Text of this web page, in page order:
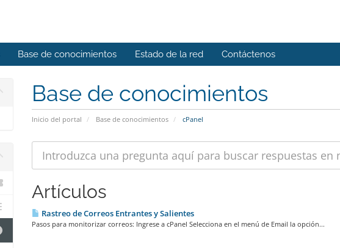
Base de conocimientos Estado de la red Contáctenos
Base de conocimientos
Inicio del portal Base de conocimientos cPanel
Artículos
Rastreo de Correos Entrantes y Salientes
Pasos para monitorizar correos: Ingrese a cPanel Selecciona en el menú de Email la opción...